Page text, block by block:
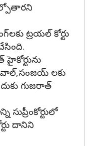
ట్రయల్‌ కోర్టు
హైకోర్టును
లకు
గుజరాత్
దానిని